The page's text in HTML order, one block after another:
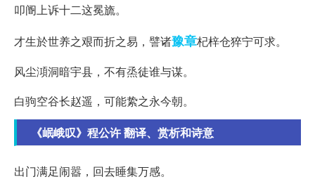
叩阍上诉十二这冕旒。
才生於世养之艰而折之易，譬诸豫章杞梓仓猝宁可求。
风尘澒洞暗宇县，不有烝徒谁与谋。
白驹空谷长赵遥，可能絷之永今朝。
《岷峨叹》程公许 翻译、赏析和诗意
出门满足闹嚣，回去睡集万感。